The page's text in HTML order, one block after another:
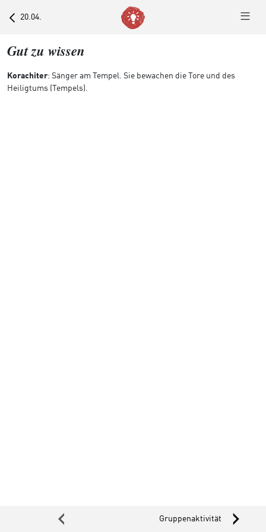
20.04.
Gut zu wissen
Korachiter: Sänger am Tempel. Sie bewachen die Tore und des
Heiligtums (Tempels).
‹ Gruppenaktivität ›